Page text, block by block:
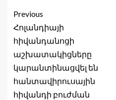
Previous
Հոլանդիայի
հիվանդանոցի
աշխատակիցները
կարանտինացվել են
հանտավիրուսային
հիվանդի բուժման